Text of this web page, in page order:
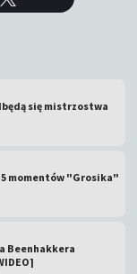
się mistrzostwa
5 momentów "Grosika"
Beenhakkera